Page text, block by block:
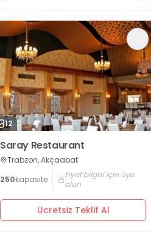
12
Saray Restaurant
Trabzon, Akçaabat
250kapasite
Fiyat bilgisi için üye
olun
Ücretsiz Teklif Al